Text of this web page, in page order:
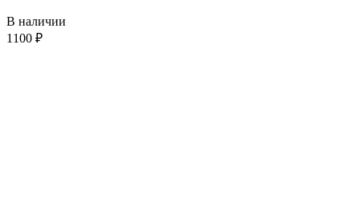
В наличии
1100 ₽